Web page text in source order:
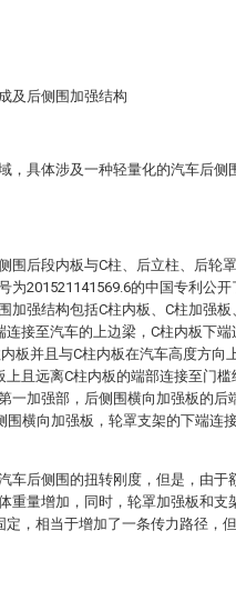
及后侧围加强结构
，具体涉及一种轻量化的汽车后侧
围后段内板与C柱、后立柱、后轮
为201521141569.6的中国专利公
加强结构包括C柱内板、C柱加强
接至汽车的上边梁，C柱内板下
板并且与C柱内板在汽车高度方向
且远离C柱内板的端部连接至门槛
一加强部，后侧围横向加强板的后
围横向加强板，轮罩支架的下端连
车后侧围的扭转刚度，但是，由于
重量增加，同时，轮罩加强板和支
，相当于增加了一条传力路径，